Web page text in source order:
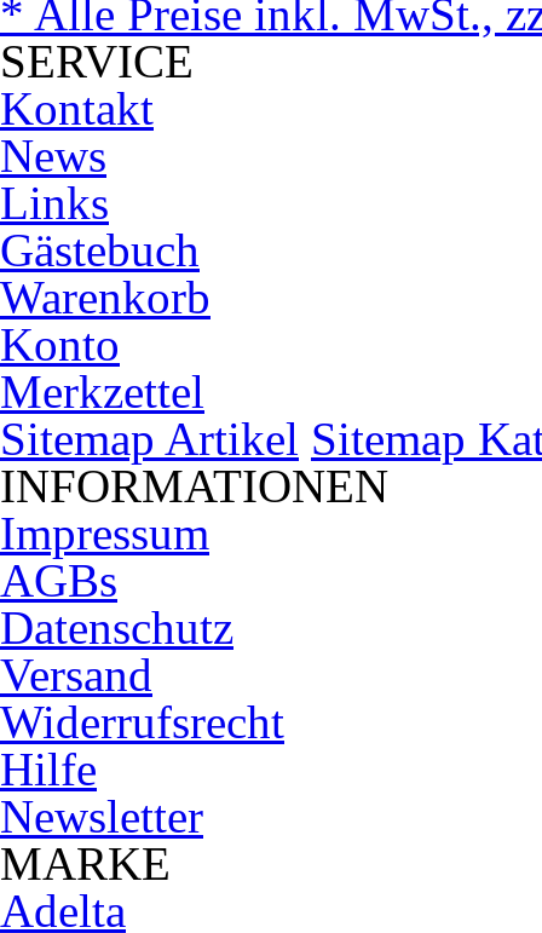
* Alle Preise inkl. MwSt.,
SERVICE
Kontakt
News
Links
Gästebuch
Warenkorb
Konto
Merkzettel
Sitemap Artikel Sitemap
INFORMATIONEN
Impressum
AGBs
Datenschutz
Versand
Widerrufsrecht
Hilfe
Newsletter
MARKE
Adelta